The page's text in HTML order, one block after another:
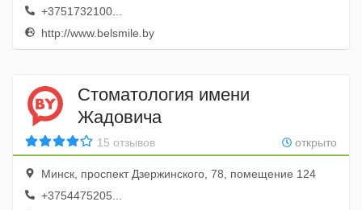
+3751732100...
http://www.belsmile.by
Стоматология имени
Жадовича
открыто
15 отзывов
Минск, проспект Дзержинского, 78, помещение 124
+3754475205...